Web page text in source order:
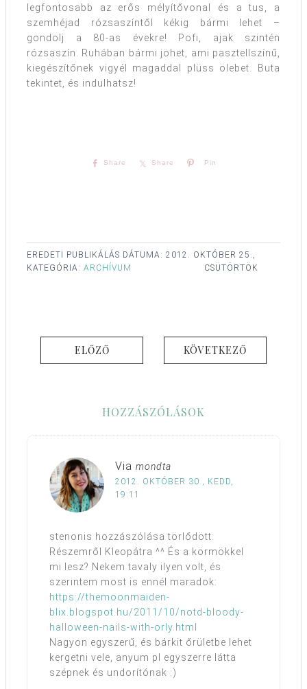
legfontosabb az erős mélyítővonal és a tus, a
szemhéjad rózsaszíntől kékig bármi lehet –
gondolj a 80-as évekre! Pofi, ajak szintén
rózsaszín. Ruhában bármi jöhet, ami pasztellszínű,
kiegészítőnek vigyél magaddal plüss ölebet. Buta
tekintet, és indulhatsz!
Share Share Pin
EREDETI PUBLIKÁLÁS DÁTUMA: 2012. OKTÓBER 25.,
CSÜTÖRTÖK
KATEGÓRIA: ARCHÍVUM
ELŐZŐ KÖVETKEZŐ
HOZZÁSZÓLÁSOK
Via mondta
2012. OKTÓBER 30., KEDD,
19:11
stenonis hozzászólása törlődött:
Részemről Kleopátra ^^ És a körmökkel
mi lesz? Nekem tavaly ilyen volt, és
szerintem most is ennél maradok:
https://themoonmaiden-
blix.blogspot.hu/2011/10/notd-bloody-
halloween-nails-with-orly.html
Nagyon egyszerű, és bárkit őrületbe lehet
kergetni vele, anyum pl egyszerre látta
szépnek és undorítónak :)